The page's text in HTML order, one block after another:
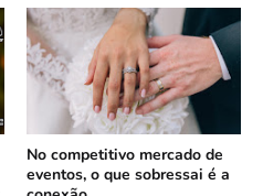
No competitivo mercado de
eventos, o que sobressai é a